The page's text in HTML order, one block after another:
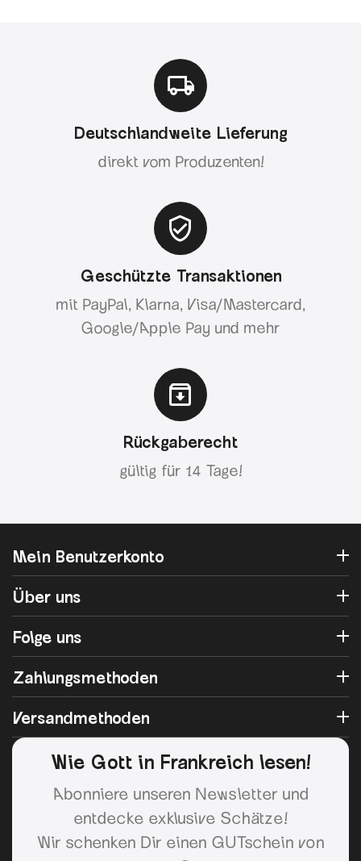
Deutschlandweite Lieferung
direkt vom Produzenten!
Geschützte Transaktionen
mit PayPal, Klarna, Visa/Mastercard,
Google/Apple Pay und mehr
Rückgaberecht
gültig für 14 Tage!
Mein Benutzerkonto
Über uns
Folge uns
Zahlungsmethoden
Versandmethoden
Wie Gott in Frankreich lesen!
Abonniere unseren Newsletter und
entdecke exklusive Schätze!
Wir schenken Dir einen GUTschein von